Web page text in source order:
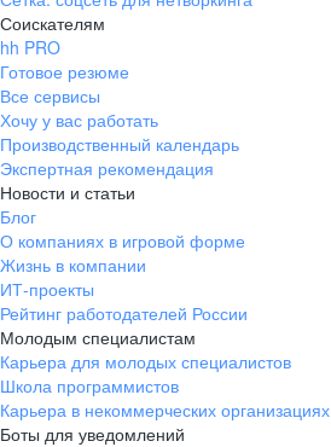
Соискателям
hh PRO
Готовое резюме
Все сервисы
Хочу у вас работать
Производственный календарь
Экспертная рекомендация
Новости и статьи
Блог
О компаниях в игровой форме
Жизнь в компании
ИТ-проекты
Рейтинг работодателей России
Молодым специалистам
Карьера для молодых специалистов
Школа программистов
Карьера в некоммерческих организациях
Боты для уведомлений